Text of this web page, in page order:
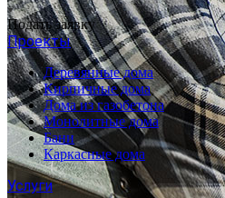
Подать заявку
Проекты
Деревянные дома
Кирпичные дома
Дома из газобетона
Монолитные дома
Бани
Каркасные дома
Услуги